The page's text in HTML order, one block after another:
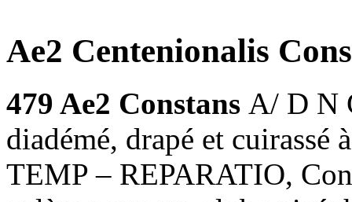
Ae2 Centenionalis
479 Ae2 Constans A/ D N
diadémé, drapé et
TEMP – REPARATIO,